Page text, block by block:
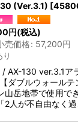
(Ver.3.1) [
円(税込)
売価格: 57,200円
り
/ AX-130 ver.3.1
ダブルウォール
山岳地帯で使用で
2人が不自由なく